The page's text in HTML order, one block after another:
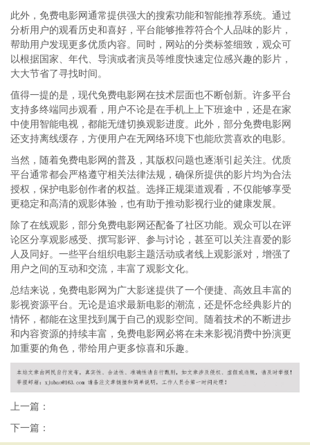
此外，免费电影网通常提供强大的搜索功能和智能推荐系统。通过
分析用户的观看历史和喜好，平台能够推荐符合个人品味的影片，
帮助用户发现更多优质内容。同时，网站的分类标签细致，观众可
以根据国家、年代、导演或者演员等维度快速定位感兴趣的影片，
大大节省了寻找时间。
值得一提的是，现代免费电影网在技术层面也不断创新。许多平台
支持多终端同步观看，用户不论是在手机上上下班途中，还是在家
中使用智能电视，都能无缝切换观影进度。此外，部分免费电影网
还支持离线缓存，方便用户在无网络环境下也能欣赏喜欢的电影。
当然，随着免费电影网的普及，其版权问题也逐渐引起关注。优质
平台通常都会严格遵守相关法律法规，确保所提供的影片均为合法
授权，保护电影创作者的权益。选择正规渠道观看，不仅能够享受
更稳定和高清的观影体验，也有助于推动影视行业的健康发展。
除了在线观影，部分免费电影网还配备了社区功能。观众可以在评
论区分享观影感受、撰写影评、参与讨论，甚至可以关注喜爱的影
人及同好。一些平台组织电影主题活动或者线上观影派对，增强了
用户之间的互动和交流，丰富了观影文化。
总结来说，免费电影网为广大影迷提供了一个便捷、高效且丰富的
影视资源平台。无论是追求最新电影的潮流，还是怀念经典影片的
情怀，都能在这里找到属于自己的观影空间。随着技术的不断进步
和内容资源的持续丰富，免费电影网必将在未来影视消费中扮演更
加重要的角色，带给用户更多惊喜和乐趣。
上一篇：
下一篇：